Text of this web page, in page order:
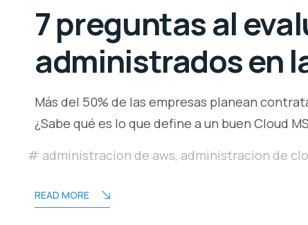
7 preguntas al
administrados en
Más del 50% de las empresas planean
¿Sabe qué es lo que define a un buen Cloud
administracion de aws, administracion de
READ MORE